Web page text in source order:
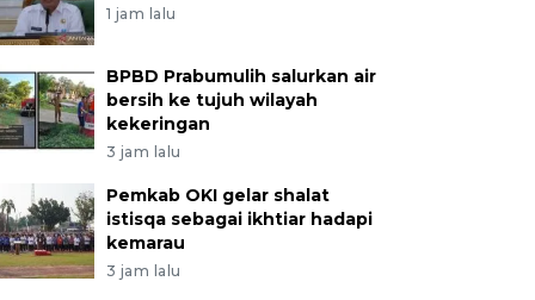
1 jam lalu
BPBD Prabumulih salurkan air
bersih ke tujuh wilayah
kekeringan
3 jam lalu
Pemkab OKI gelar shalat
istisqa sebagai ikhtiar hadapi
kemarau
3 jam lalu